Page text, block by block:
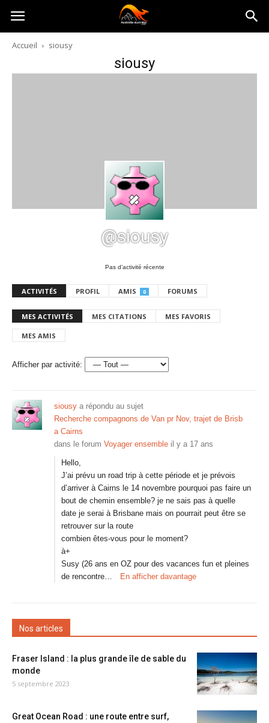
Australia-
australie.com
Accueil siousy
siousy
@siousy
Pas d’activité récente
ACTIVITÉS PROFIL AMIS 0 FORUMS
MES ACTIVITÉS MES CITATIONS MES FAVORIS
MES AMIS
Afficher par activité:
siousy a répondu au sujet
Recherche compagnons de Van pr Nov, trajet de Brisb
a Cairns
dans le forum Voyager ensemble il y a 17 ans
Hello,
J’ai prévu un road trip à cette période et je prévois
d’arriver à Cairns le 14 novembre pourquoi pas faire un
bout de chemin ensemble? je ne sais pas à quelle
date je serai à Brisbane mais on pourrait peut être se
retrouver sur la route
combien êtes-vous pour le moment?
à+
Susy (26 ans en OZ pour des vacances fun et pleines
de rencontre…
En afficher davantage
Nos articles
Fraser Island : la plus grande île de sable du
monde
5 septembre 2023
Great Ocean Road : une route entre surf,